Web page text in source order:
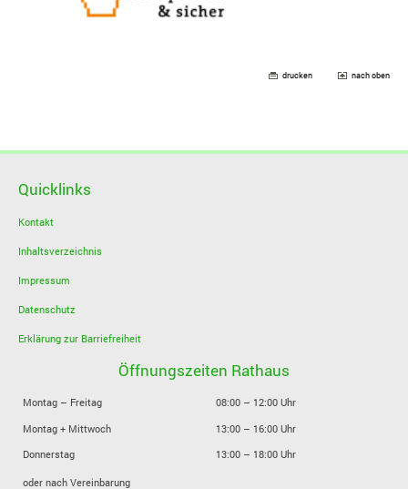
drucken nach oben
Quicklinks
Kontakt
Inhaltsverzeichnis
Impressum
Datenschutz
Erklärung zur Barriefreiheit
Öffnungszeiten Rathaus
Montag – Freitag
08:00 – 12:00 Uhr
Montag + Mittwoch
13:00 – 16:00 Uhr
Donnerstag
13:00 – 18:00 Uhr
oder nach Vereinbarung